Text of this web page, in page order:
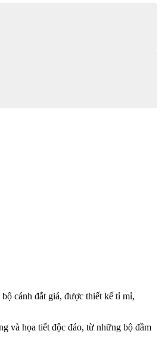
cánh đắt giá, được thiết kế tỉ mỉ,
và họa tiết độc đáo, từ những bộ đầm